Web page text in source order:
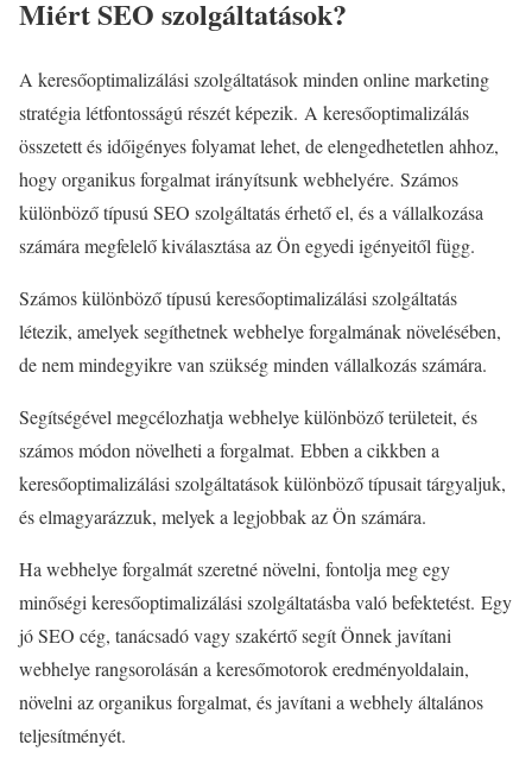
Miért SEO szolgáltatások?
A keresőoptimalizálási szolgáltatások minden online marketing
stratégia létfontosságú részét képezik. A keresőoptimalizálás
összetett és időigényes folyamat lehet, de elengedhetetlen ahhoz,
hogy organikus forgalmat irányítsunk webhelyére. Számos
különböző típusú SEO szolgáltatás érhető el, és a vállalkozása
számára megfelelő kiválasztása az Ön egyedi igényeitől függ.
Számos különböző típusú keresőoptimalizálási szolgáltatás
létezik, amelyek segíthetnek webhelye forgalmának növelésében,
de nem mindegyikre van szükség minden vállalkozás számára.
Segítségével megcélozhatja webhelye különböző területeit, és
számos módon növelheti a forgalmat. Ebben a cikkben a
keresőoptimalizálási szolgáltatások különböző típusait tárgyaljuk,
és elmagyarázzuk, melyek a legjobbak az Ön számára.
Ha webhelye forgalmát szeretné növelni, fontolja meg egy
minőségi keresőoptimalizálási szolgáltatásba való befektetést. Egy
jó SEO cég, tanácsadó vagy szakértő segít Önnek javítani
webhelye rangsorolásán a keresőmotorok eredményoldalain,
növelni az organikus forgalmat, és javítani a webhely általános
teljesítményét.